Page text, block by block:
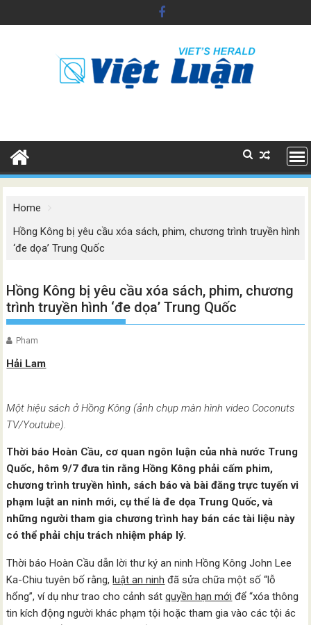
to
Home
Hồng Kông bị yêu cầu xóa sách, phim, chương trình truyền hình
‘đe dọa’ Trung Quốc
Hồng Kông bị yêu cầu xóa sách, phim, chương
trình truyền hình ‘đe dọa’ Trung Quốc
Pham
Hải Lam
Một hiệu sách ở Hồng Kông (ảnh chụp màn hình video Coconuts
TV/Youtube).
Thời báo Hoàn Cầu, cơ quan ngôn luận của nhà nước Trung
Quốc, hôm 9/7 đưa tin rằng Hồng Kông phải cấm phim,
chương trình truyền hình, sách báo và bài đăng trực tuyến vi
phạm luật an ninh mới, cụ thể là đe dọa Trung Quốc, và
những người tham gia chương trình hay bán các tài liệu này
có thể phải chịu trách nhiệm pháp lý.
Thời báo Hoàn Cầu dẫn lời thư ký an ninh Hồng Kông John Lee
Ka-Chiu tuyên bố rằng,luật an ninh đã sửa chữa một số “lỗ
hổng”, ví dụ như trao cho cảnh sátquyền hạn mới để “xóa thông
tin kích động người khác phạm tội hoặc tham gia vào các tội ác